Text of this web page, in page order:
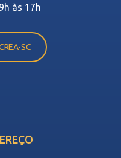
às 17h
SC